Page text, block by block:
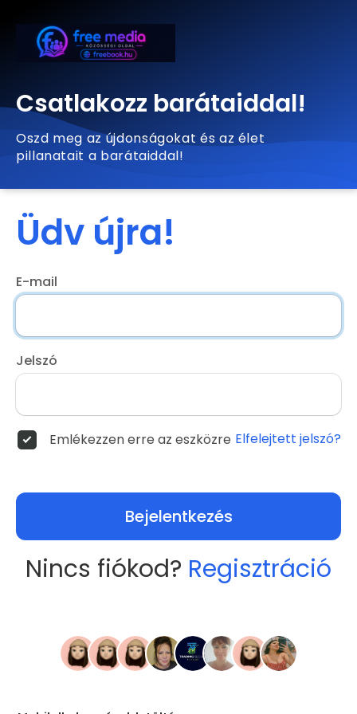
Csatlakozz barátaiddal!
Oszd meg az újdonságokat és az élet
pillanatait a barátaiddal!
Üdv újra!
E-mail
Jelszó
Emlékezzen erre az eszközre Elfelejtett jelszó?
Bejelentkezés
Nincs fiókod? Regisztráció